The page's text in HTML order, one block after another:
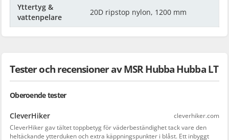
Yttertyg &
vattenpelare
20D ripstop nylon, 1200 mm
Tester och recensioner av MSR Hubba Hubba LT
Oberoende tester
CleverHiker
cleverhiker.com
CleverHiker gav tältet toppbetyg för väderbeständighet tack vare den
heltäckande ytterduken och extra käppningspunkter i blåst. Ett inbyggt